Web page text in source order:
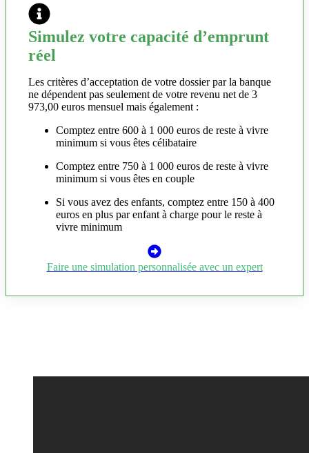
Simulez votre capacité d’emprunt
réel
Les critères d’acceptation de votre dossier par la banque
ne dépendent pas seulement de votre revenu net de 3
973,00 euros mensuel mais également :
Comptez entre 600 à 1 000 euros de reste à vivre
minimum si vous êtes célibataire
Comptez entre 750 à 1 000 euros de reste à vivre
minimum si vous êtes en couple
Si vous avez des enfants, comptez entre 150 à 400
euros en plus par enfant à charge pour le reste à
vivre minimum
Faire une simulation personnalisée avec un expert